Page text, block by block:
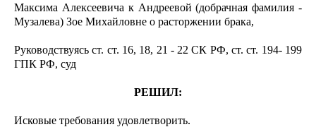
Максима Алексеевича к Андреевой (добрачная фамилия -
Музалева) Зое Михайловне о расторжении брака,
Руководствуясь ст. ст. 16, 18, 21 - 22 СК РФ, ст. ст. 194- 199
ГПК РФ, суд
РЕШИЛ:
Исковые требования удовлетворить.